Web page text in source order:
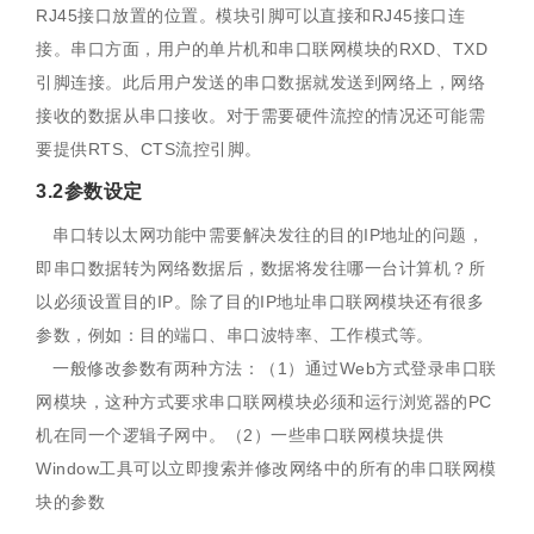
RJ45接口放置的位置。模块引脚可以直接和RJ45接口连
接。串口方面，用户的单片机和串口联网模块的RXD、TXD
引脚连接。此后用户发送的串口数据就发送到网络上，网络
接收的数据从串口接收。对于需要硬件流控的情况还可能需
要提供RTS、CTS流控引脚。
3.2参数设定
串口转以太网功能中需要解决发往的目的IP地址的问题，
即串口数据转为网络数据后，数据将发往哪一台计算机？所
以必须设置目的IP。除了目的IP地址串口联网模块还有很多
参数，例如：目的端口、串口波特率、工作模式等。
一般修改参数有两种方法：（1）通过Web方式登录串口联
网模块，这种方式要求串口联网模块必须和运行浏览器的PC
机在同一个逻辑子网中。（2）一些串口联网模块提供
Window工具可以立即搜索并修改网络中的所有的串口联网模
块的参数